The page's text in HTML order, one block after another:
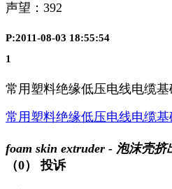
声望： 392
P:2011-08-03 18:55:54
1
常用塑料绝缘低压电线电缆基
常用塑料绝缘低压电线电缆
foam skin extruder - 泡沫壳
（0）
投诉